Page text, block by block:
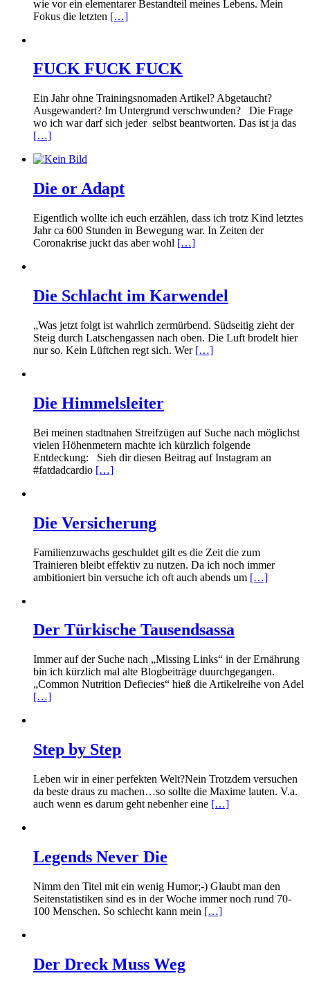
wie vor ein elementarer Bestandteil meines Lebens. Mein
Fokus die letzten […]
FUCK FUCK FUCK
Ein Jahr ohne Trainingsnomaden Artikel? Abgetaucht?
Ausgewandert? Im Untergrund verschwunden? Die Frage
wo ich war darf sich jeder selbst beantworten. Das ist ja das
[…]
Die or Adapt
Eigentlich wollte ich euch erzählen, dass ich trotz Kind letztes
Jahr ca 600 Stunden in Bewegung war. In Zeiten der
Coronakrise juckt das aber wohl […]
Die Schlacht im Karwendel
„Was jetzt folgt ist wahrlich zermürbend. Südseitig zieht der
Steig durch Latschengassen nach oben. Die Luft brodelt hier
nur so. Kein Lüftchen regt sich. Wer […]
Die Himmelsleiter
Bei meinen stadtnahen Streifzügen auf Suche nach möglichst
vielen Höhenmetern machte ich kürzlich folgende
Entdeckung: Sieh dir diesen Beitrag auf Instagram an
#fatdadcardio […]
Die Versicherung
Familienzuwachs geschuldet gilt es die Zeit die zum
Trainieren bleibt effektiv zu nutzen. Da ich noch immer
ambitioniert bin versuche ich oft auch abends um […]
Der Türkische Tausendsassa
Immer auf der Suche nach „Missing Links“ in der Ernährung
bin ich kürzlich mal alte Blogbeiträge duurchgegangen.
„Common Nutrition Defiecies“ hieß die Artikelreihe von Adel
[…]
Step by Step
Leben wir in einer perfekten Welt?Nein Trotzdem versuchen
da beste draus zu machen…so sollte die Maxime lauten. V.a.
auch wenn es darum geht nebenher eine […]
Legends Never Die
Nimm den Titel mit ein wenig Humor;-) Glaubt man den
Seitenstatistiken sind es in der Woche immer noch rund 70-
100 Menschen. So schlecht kann mein […]
Der Dreck Muss Weg